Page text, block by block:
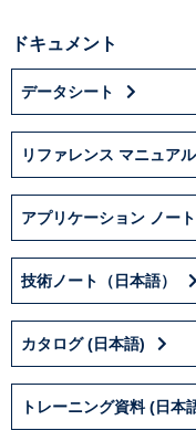
ドキュメント
データシート
リファレンス マニュアル
アプリケーション ノート
技術ノート（日本語）
カタログ (日本語)
トレーニング資料 (日本